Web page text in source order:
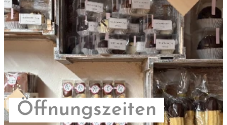
Öffnungszeiten